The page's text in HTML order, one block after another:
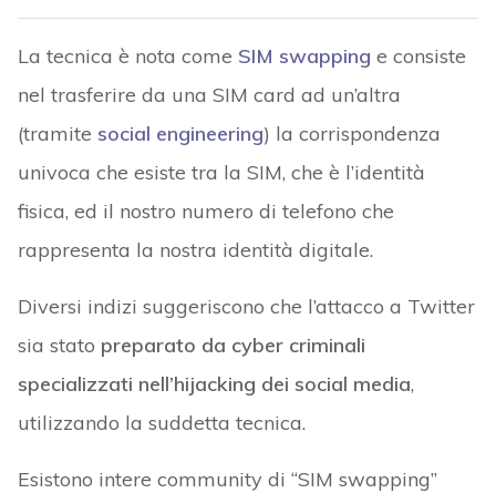
La tecnica è nota come SIM swapping e consiste
nel trasferire da una SIM card ad un’altra
(tramite social engineering) la corrispondenza
univoca che esiste tra la SIM, che è l’identità
fisica, ed il nostro numero di telefono che
rappresenta la nostra identità digitale.
Diversi indizi suggeriscono che l’attacco a Twitter
sia stato preparato da cyber criminali
specializzati nell’hijacking dei social media,
utilizzando la suddetta tecnica.
Esistono intere community di “SIM swapping”